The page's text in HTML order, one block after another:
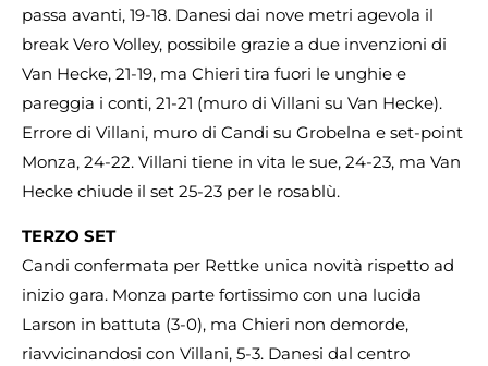
passa avanti, 19-18. Danesi dai nove metri agevola il
break Vero Volley, possibile grazie a due invenzioni di
Van Hecke, 21-19, ma Chieri tira fuori le unghie e
pareggia i conti, 21-21 (muro di Villani su Van Hecke).
Errore di Villani, muro di Candi su Grobelna e set-point
Monza, 24-22. Villani tiene in vita le sue, 24-23, ma Van
Hecke chiude il set 25-23 per le rosablù.
TERZO SET
Candi confermata per Rettke unica novità rispetto ad
inizio gara. Monza parte fortissimo con una lucida
Larson in battuta (3-0), ma Chieri non demorde,
riavvicinandosi con Villani, 5-3. Danesi dal centro